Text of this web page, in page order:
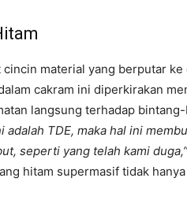
material yang berputar ke
cakram ini diperkirakan
langsung terhadap
adalah TDE, maka hal ini
seperti yang telah kami duga,”
hitam supermasif tidak hanya